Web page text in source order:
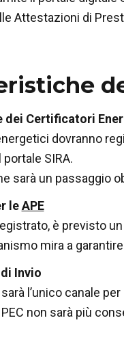
Attestazioni di
dei Certificatori
dovranno
SIRA.
sarà un passaggio
leAPE
è previsto
mira a
Invio
l’unico canale
non sarà più